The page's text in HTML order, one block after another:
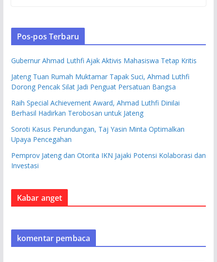
Pos-pos Terbaru
Gubernur Ahmad Luthfi Ajak Aktivis Mahasiswa Tetap Kritis
Jateng Tuan Rumah Muktamar Tapak Suci, Ahmad Luthfi
Dorong Pencak Silat Jadi Penguat Persatuan Bangsa
Raih Special Achievement Award, Ahmad Luthfi Dinilai
Berhasil Hadirkan Terobosan untuk Jateng
Soroti Kasus Perundungan, Taj Yasin Minta Optimalkan
Upaya Pencegahan
Pemprov Jateng dan Otorita IKN Jajaki Potensi Kolaborasi dan
Investasi
Kabar anget
komentar pembaca